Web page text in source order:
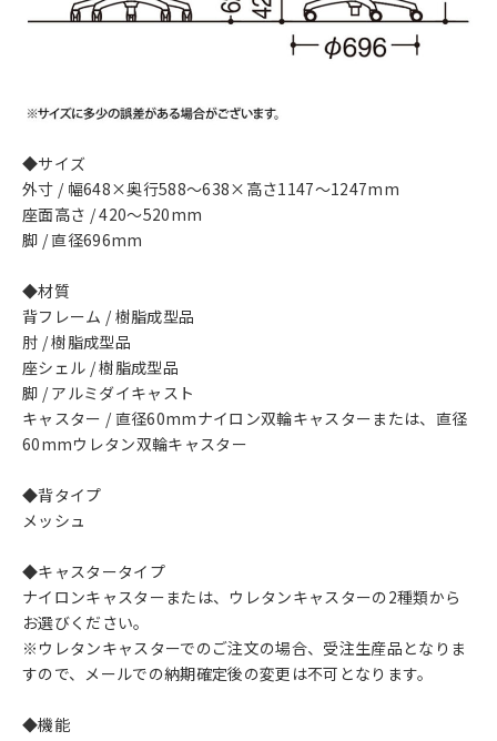
◆サイズ
外寸 / 幅648×奥行588～638×高さ1147～1247mm
座面高さ / 420～520mm
脚 / 直径696mm
◆材質
背フレーム / 樹脂成型品
肘 / 樹脂成型品
座シェル / 樹脂成型品
脚 / アルミダイキャスト
キャスター / 直径60mmナイロン双輪キャスターまたは、直径
60mmウレタン双輪キャスター
◆背タイプ
メッシュ
◆キャスタータイプ
ナイロンキャスターまたは、ウレタンキャスターの2種類から
お選びください。
※ウレタンキャスターでのご注文の場合、受注生産品となりま
すので、メールでの納期確定後の変更は不可となります。
◆機能